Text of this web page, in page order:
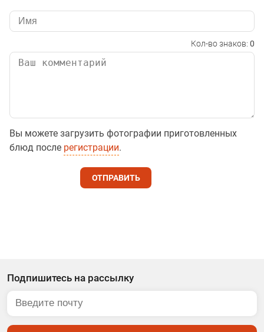
Кол-во знаков: 0
Вы можете загрузить фотографии приготовленных
блюд после регистрации.
ОТПРАВИТЬ
Подпишитесь на рассылку